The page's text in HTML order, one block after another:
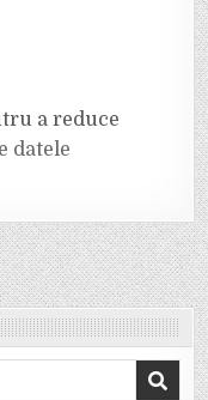
a reduce
datele